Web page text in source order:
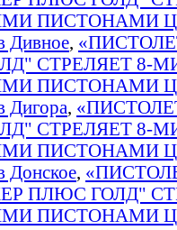
ПИСТОНАМИ
Дивное,
СТРЕЛЯЕТ 8-
ПИСТОНАМИ
Дигора,
СТРЕЛЯЕТ 8-
ПИСТОНАМИ
Донское,
ПЛЮС ГОЛД"
ПИСТОНАМИ